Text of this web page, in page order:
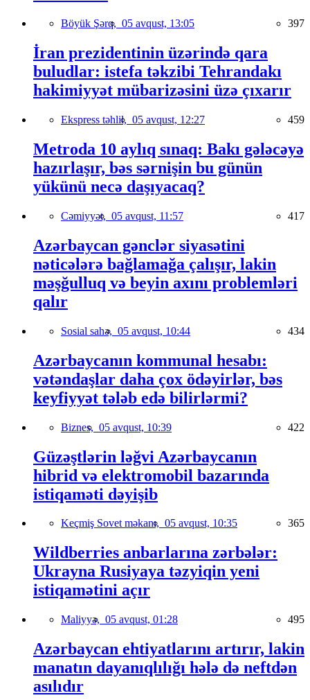
Böyük Şərq, 05 avqust, 13:05 397
İran prezidentinin üzərində qara
buludlar: istefa təkzibi Tehrandakı
hakimiyyət mübarizəsini üzə çıxarır
Ekspress təhlil, 05 avqust, 12:27 459
Metroda 10 aylıq sınaq: Bakı gələcəyə
hazırlaşır, bəs sərnişin bu günün
yükünü necə daşıyacaq?
Cəmiyyət, 05 avqust, 11:57 417
Azərbaycan gənclər siyasətini
nəticələrə bağlamağa çalışır, lakin
məşğulluq və beyin axını problemləri
qalır
Sosial sahə, 05 avqust, 10:44 434
Azərbaycanın kommunal hesabı:
vətəndaşlar daha çox ödəyirlər, bəs
keyfiyyət tələb edə bilirlərmi?
Biznes, 05 avqust, 10:39 422
Güzəştlərin ləğvi Azərbaycanın
hibrid və elektromobil bazarında
istiqaməti dəyişib
Keçmiş Sovet məkanı, 05 avqust, 10:35 365
Wildberries anbarlarına zərbələr:
Ukrayna Rusiyaya təzyiqin yeni
istiqamətini açır
Maliyyə, 05 avqust, 01:28 495
Azərbaycan ehtiyatlarını artırır, lakin
manatın dayanıqlılığı hələ də neftdən
asılıdır